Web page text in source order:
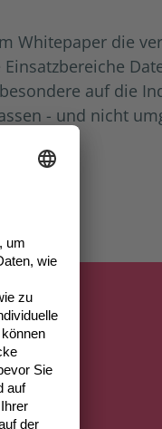
Whitepaper die
auf die
- und nicht